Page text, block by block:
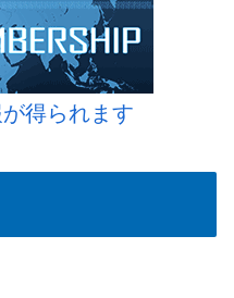
得られます